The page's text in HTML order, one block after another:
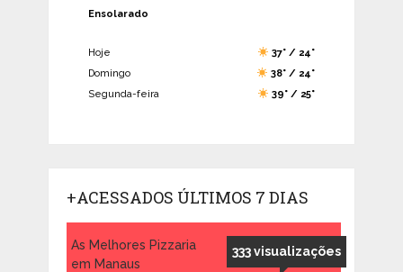
Ensolarado
Hoje
37° / 24°
Domingo
38° / 24°
Segunda-feira
39° / 25°
+ACESSADOS ÚLTIMOS 7 DIAS
333 visualizações
As Melhores Pizzaria
em Manaus